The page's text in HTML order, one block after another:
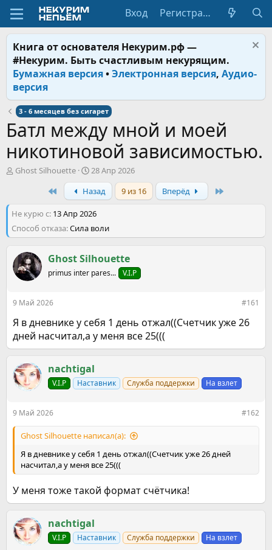
Вход Регистрация
Книга от основателя Некурим.рф —
#Некурим. Быть счастливым некурящим.
Бумажная версия•Электронная версия, Аудио-
версия
3 - 6 месяцев без сигарет
Батл между мной и моей
никотиновой зависимостью.
А
р
т
е
ы
Ghost Silhouette
Д
а
т
а
н
а
ч
л
28 Апр 2026
Назад 9 из 16 Вперёд
Не курю с 13 Апр 2026
Способ отказа Сила воли
Ghost Silhouette
primus inter pares... V.I.P
9 Май 2026 #161
Я в дневнике у себя 1 день отжал((Счетчик уже 26
дней насчитал,а у меня все 25(((
nachtigal
V.I.P Наставник Служба поддержки На взлет
9 Май 2026 #162
Ghost Silhouette написал(а):
Я в дневнике у себя 1 день отжал((Счетчик уже 26 дней
насчитал,а у меня все 25(((
У меня тоже такой формат счётчика!
nachtigal
V.I.P Наставник Служба поддержки На взлет